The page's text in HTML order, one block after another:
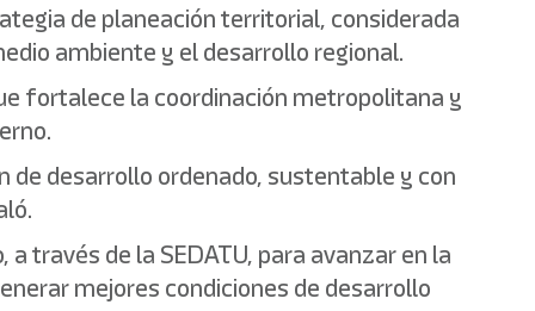
de planeación territorial, considerada
ambiente y el desarrollo regional.
fortalece la coordinación metropolitana y
de desarrollo ordenado, sustentable y con
través de la SEDATU, para avanzar en la
mejores condiciones de desarrollo